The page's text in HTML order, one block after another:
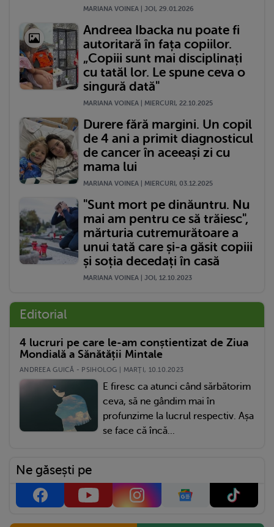
MARIANA VOINEA | JOI, 29.01.2026
Andreea Ibacka nu poate fi
autoritară în fața copiilor.
„Copiii sunt mai disciplinați
cu tatăl lor. Le spune ceva o
singură dată"
MARIANA VOINEA | MIERCURI, 22.10.2025
Durere fără margini. Un copil
de 4 ani a primit diagnosticul
de cancer în aceeași zi cu
mama lui
MARIANA VOINEA | MIERCURI, 03.12.2025
"Sunt mort pe dinăuntru. Nu
mai am pentru ce să trăiesc",
mărturia cutremurătoare a
unui tată care și-a găsit copiii
și soția decedați în casă
MARIANA VOINEA | JOI, 12.10.2023
Editorial
4 lucruri pe care le-am conștientizat de Ziua
Mondială a Sănătății Mintale
ANDREEA GUICĂ - PSIHOLOG | MARŢI, 10.10.2023
E firesc ca atunci când sărbătorim
ceva, să ne gândim mai în
profunzime la lucrul respectiv. Așa
se face că încă...
Ne găsești pe